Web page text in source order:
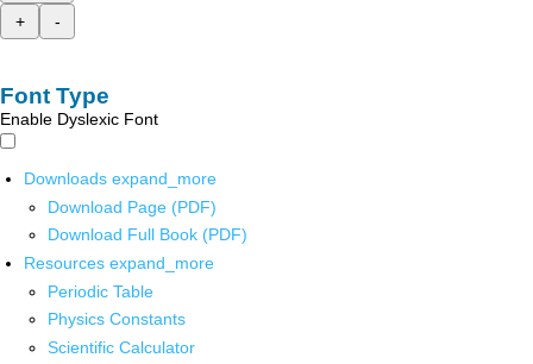
+
-
Font Type
Enable Dyslexic Font
Downloads expand_more
Download Page (PDF)
Download Full Book (PDF)
Resources expand_more
Periodic Table
Physics Constants
Scientific Calculator